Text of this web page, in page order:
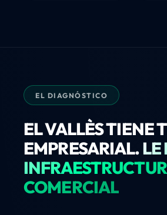
EL DIAGNÓSTICO
EL VALLÈS TIENE
EMPRESARIAL.LE
COMERCIAL